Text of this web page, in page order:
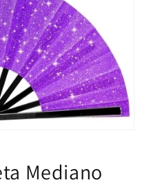
Mediano